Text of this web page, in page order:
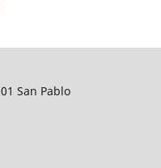
San Pablo